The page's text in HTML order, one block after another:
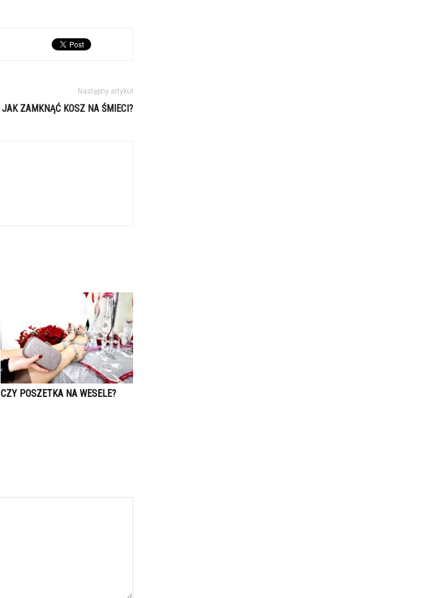
Następny artykuł
JAK ZAMKNĄĆ KOSZ NA ŚMIECI?
CZY POSZETKA NA WESELE?